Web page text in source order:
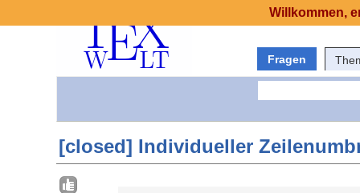
Fragen
[closed] Individueller
Willkommen,